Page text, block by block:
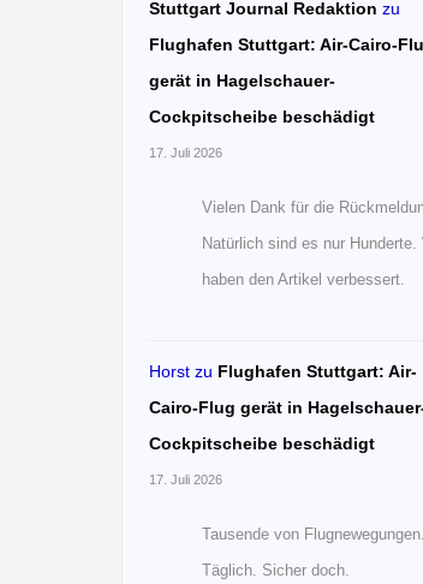
Stuttgart Journal Redaktion zu
Flughafen Stuttgart: Air-Cairo-
gerät in Hagelschauer-
Cockpitscheibe beschädigt
17. Juli 2026
Vielen Dank für die
Natürlich sind es nur Hunderte.
haben den Artikel verbessert.
Horstzu Flughafen Stuttgart: Air-
Cairo-Flug gerät in
Cockpitscheibe beschädigt
17. Juli 2026
Tausende von Flugnewegungen.
Täglich. Sicher doch.